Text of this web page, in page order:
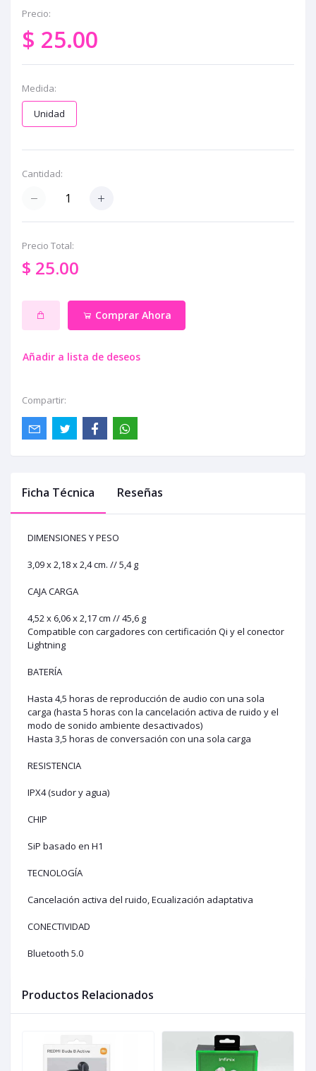
Precio:
$ 25.00
Medida:
Unidad
Cantidad:
Precio Total:
$ 25.00
Comprar Ahora
Añadir a lista de deseos
Compartir:
Ficha Técnica Reseñas
DIMENSIONES Y PESO
3,09 x 2,18 x 2,4 cm. // 5,4 g
CAJA CARGA
4,52 x 6,06 x 2,17 cm // 45,6 g
Compatible con cargadores con certificación Qi y el conector
Lightning
BATERÍA
Hasta 4,5 horas de reproducción de audio con una sola
carga (hasta 5 horas con la cancelación activa de ruido y el
modo de sonido ambiente desactivados)
Hasta 3,5 horas de conversación con una sola carga
RESISTENCIA
IPX4 (sudor y agua)
CHIP
SiP basado en H1
TECNOLOGÍA
Cancelación activa del ruido, Ecualización adaptativa
CONECTIVIDAD
Bluetooth 5.0
Productos Relacionados